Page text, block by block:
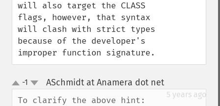
will also target the CLASS
flags, however, that syntax
will clash with strict types
because of the developer's
improper function signature.
up
down
-1 ASchmidt at Anamera dot net¶
5 years ago
To clarify the above hint: